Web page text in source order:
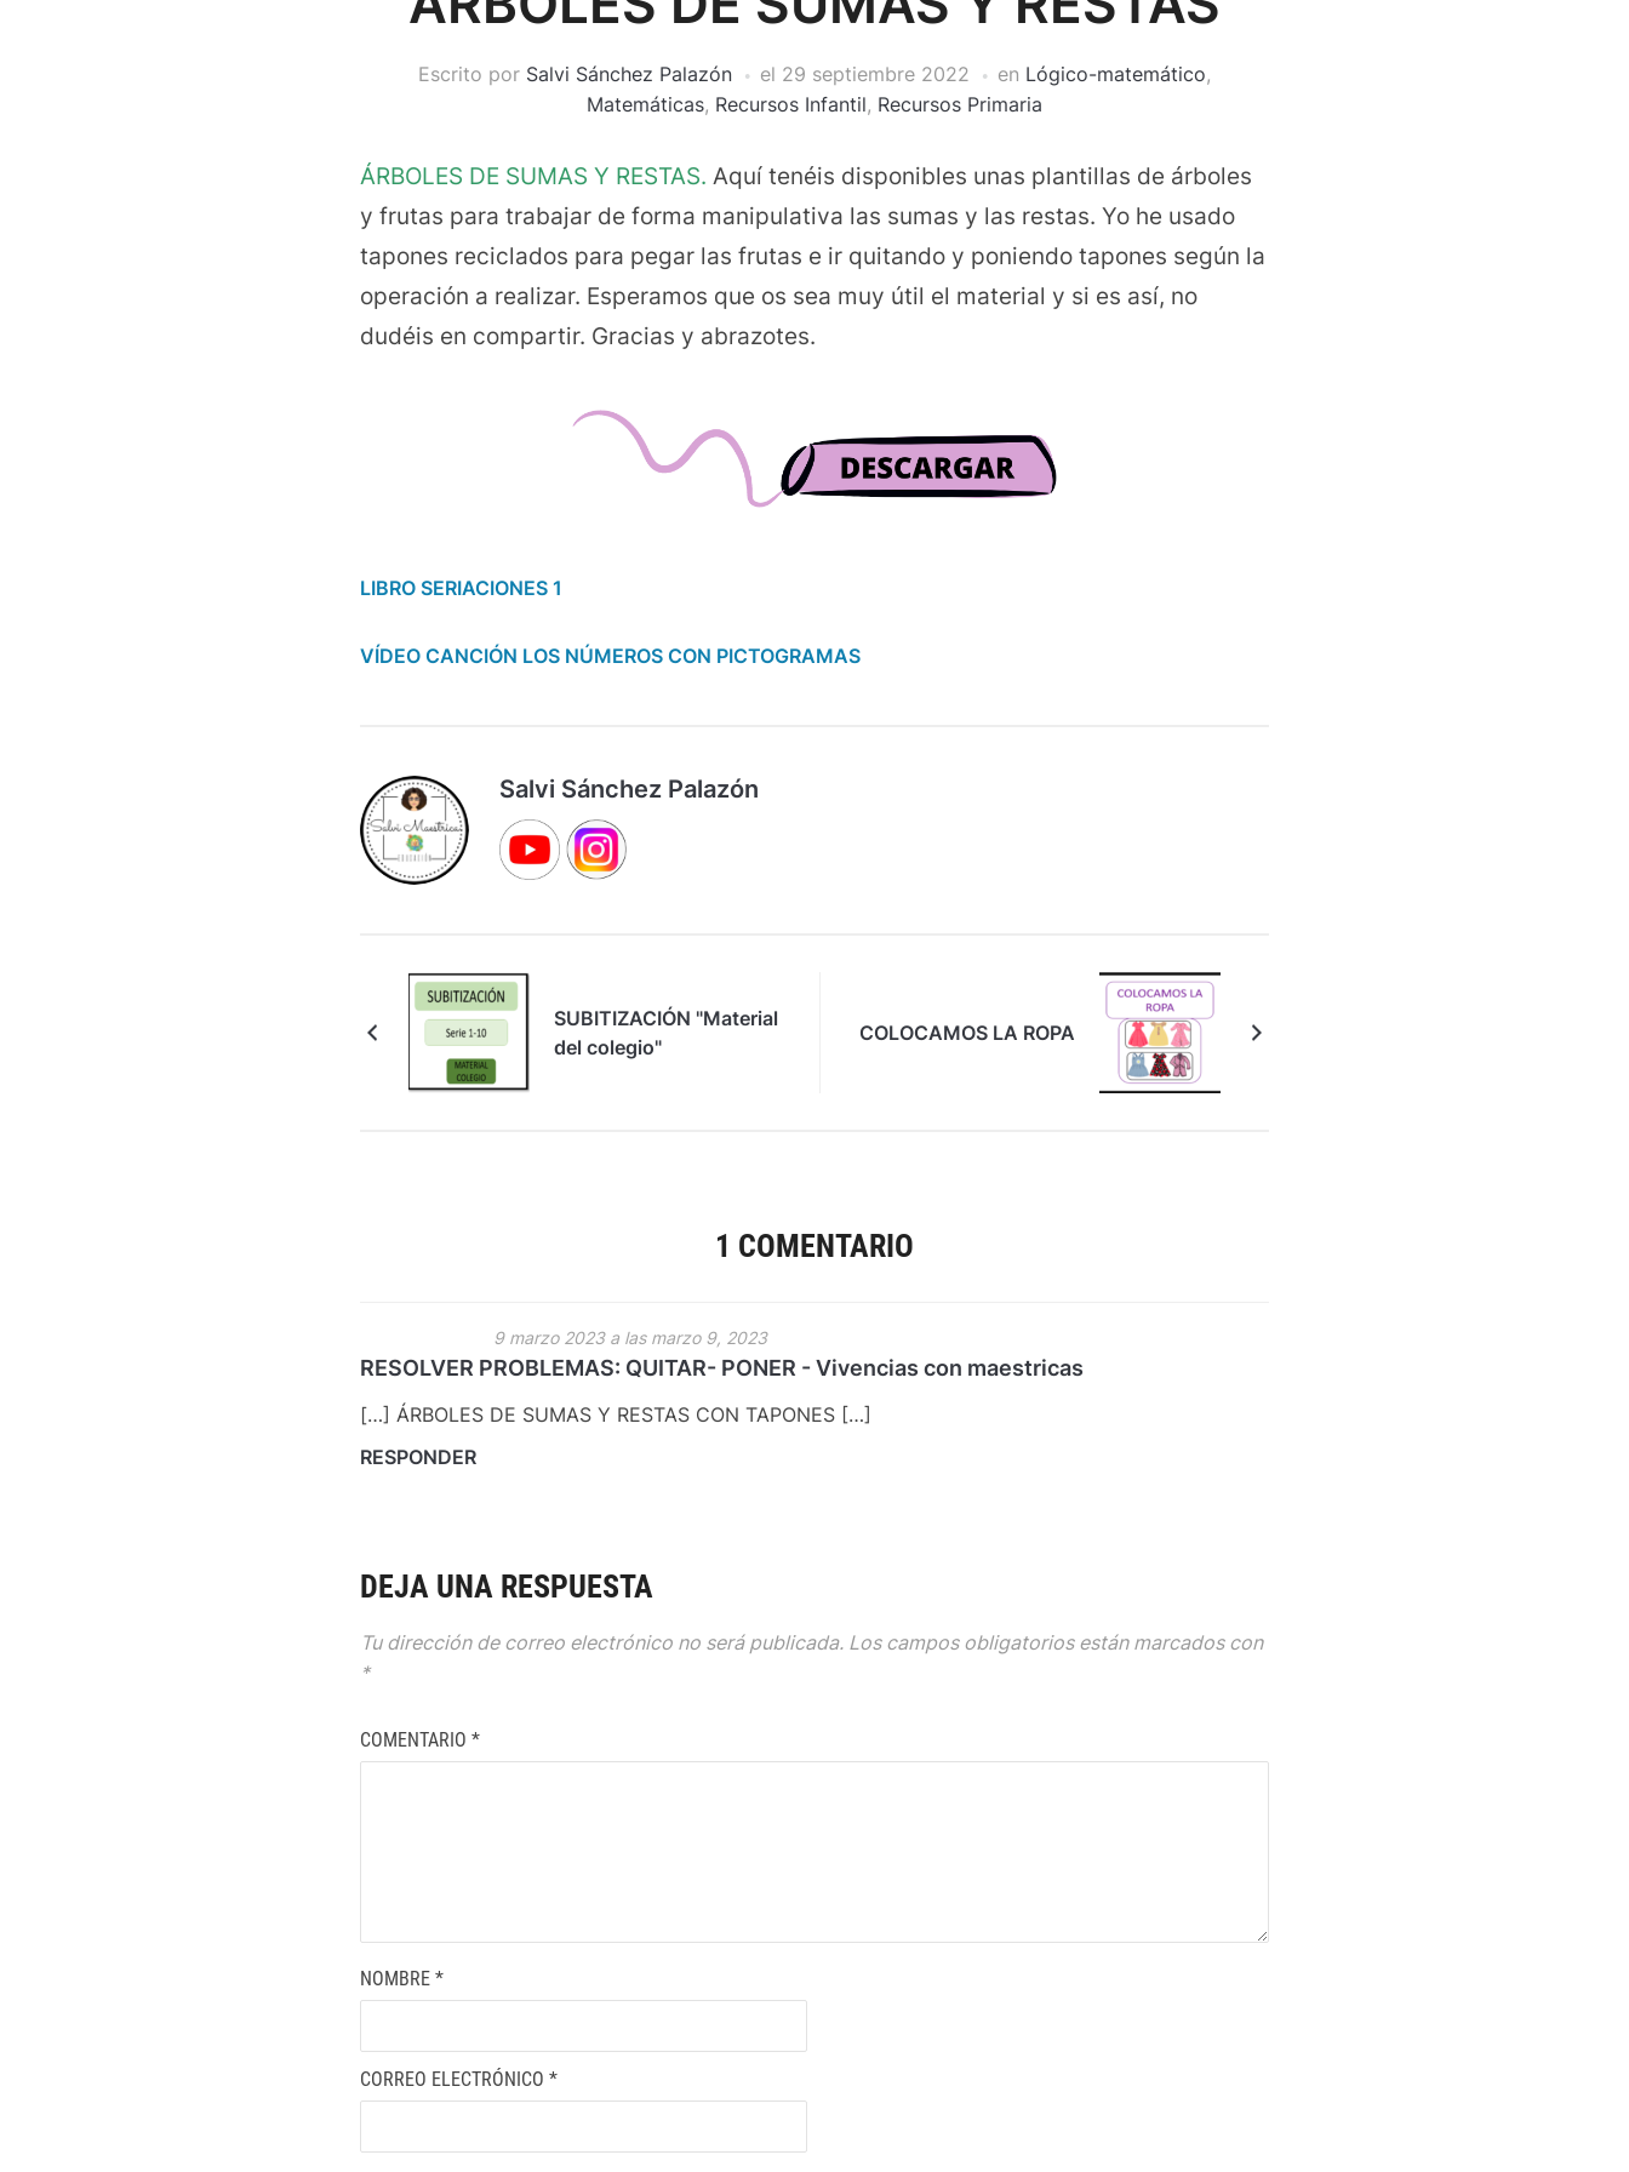
Escrito por Salvi Sánchez Palazón el 29 septiembre 2022 en Lógico-matemático,
Matemáticas, Recursos Infantil, Recursos Primaria
ÁRBOLES DE SUMAS Y RESTAS. Aquí tenéis disponibles unas plantillas de árboles
y frutas para trabajar de forma manipulativa las sumas y las restas. Yo he usado
tapones reciclados para pegar las frutas e ir quitando y poniendo tapones según la
operación a realizar. Esperamos que os sea muy útil el material y si es así, no
dudéis en compartir. Gracias y abrazotes.
LIBRO SERIACIONES 1
VÍDEO CANCIÓN LOS NÚMEROS CON PICTOGRAMAS
Salvi Sánchez Palazón
SUBITIZACIÓN "Material
del colegio"
COLOCAMOS LA ROPA
1 COMENTARIO
RESOLVER PROBLEMAS: QUITAR- PONER - Vivencias con maestricas
9 marzo 2023 a las marzo 9, 2023
[…] ÁRBOLES DE SUMAS Y RESTAS CON TAPONES […]
RESPONDER
DEJA UNA RESPUESTA
Tu dirección de correo electrónico no será publicada. Los campos obligatorios están marcados con
*
COMENTARIO *
NOMBRE *
CORREO ELECTRÓNICO *